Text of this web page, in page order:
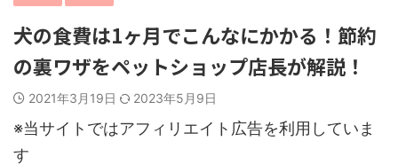
犬の食費は1ヶ月でこんなにかかる！節約
の裏ワザをペットショップ店長が解説！
2021年3月19日 2023年5月9日
※当サイトではアフィリエイト広告を利用していま
す